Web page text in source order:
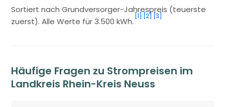
Sortiert nach Grundversorger-Jahrespreis (teuerste
zuerst). Alle Werte für 3.500 kWh.
[1] [2] [3]
Häufige Fragen zu Strompreisen im
Landkreis Rhein-Kreis Neuss